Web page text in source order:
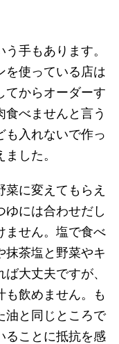
う手もあります。
を使っている店は
てからオーダーす
べませんと言う
も入れないで作っ
した。
に変えてもらえ
ゆには合わせだし
ません。塩で食べ
抹茶塩と野菜やキ
大丈夫ですが、
も飲めません。も
油と同じところで
ることに抵抗を感